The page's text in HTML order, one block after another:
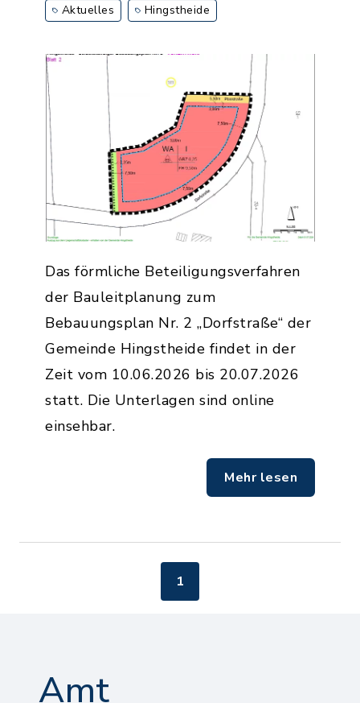
Aktuelles Hingstheide
Das förmliche Beteiligungsverfahren
der Bauleitplanung zum
Bebauungsplan Nr. 2 „Dorfstraße“ der
Gemeinde Hingstheide findet in der
Zeit vom 10.06.2026 bis 20.07.2026
statt. Die Unterlagen sind online
einsehbar.
Mehr lesen
1
Amt